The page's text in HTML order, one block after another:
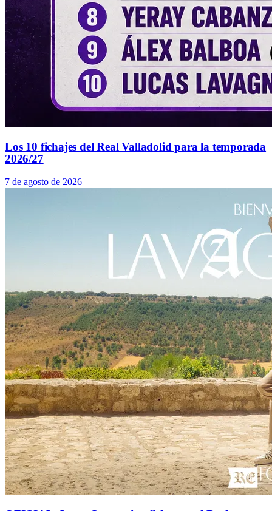
Los 10 fichajes del Real Valladolid para la temporada
2026/27
7 de agosto de 2026